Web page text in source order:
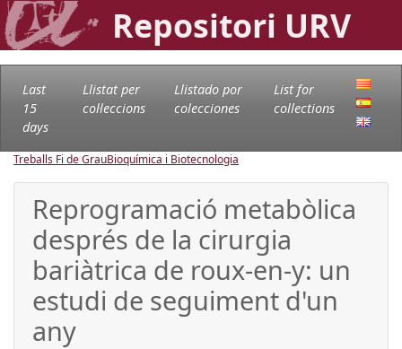
Repositori URV
Last
15
days
Llistat per
col·leccions
Llistado por
colecciones
List for
collections
Treballs Fi de GrauBioquímica i Biotecnologia
Reprogramació metabòlica
després de la cirurgia
bariàtrica de roux-en-y: un
estudi de seguiment d'un
any